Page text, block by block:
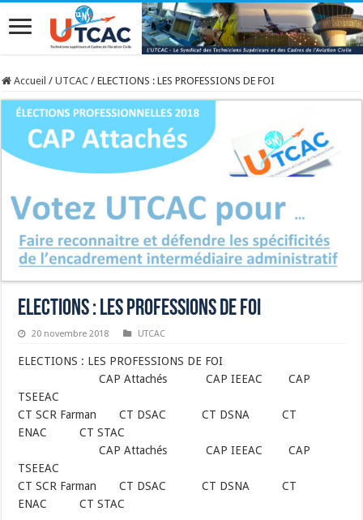
Accueil / UTCAC / ELECTIONS : LES PROFESSIONS DE FOI
ELECTIONS : LES PROFESSIONS DE FOI
20 novembre 2018 UTCAC
ELECTIONS : LES PROFESSIONS DE FOI
CAP Attachés CAP IEEAC CAP
TSEEAC
CT SCR Farman CT DSAC CT DSNA CT
ENAC CT STAC
CAP Attachés CAP IEEAC CAP
TSEEAC
CT SCR Farman CT DSAC CT DSNA CT
ENAC CT STAC